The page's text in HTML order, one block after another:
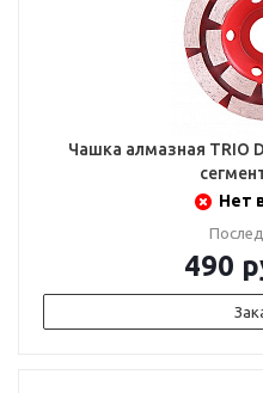
Чашка алмазная TRIO
Нет
490